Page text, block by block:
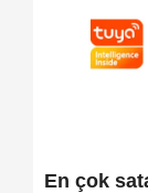
En çok